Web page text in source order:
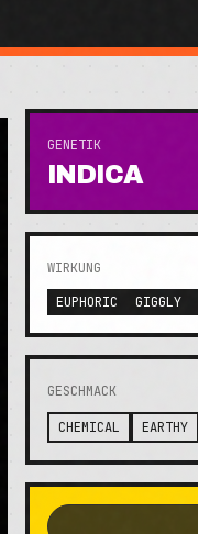
GENETIK
INDICA
WIRKUNG
EUPHORIC
GIGGLY
GESCHMACK
CHEMICAL EARTHY